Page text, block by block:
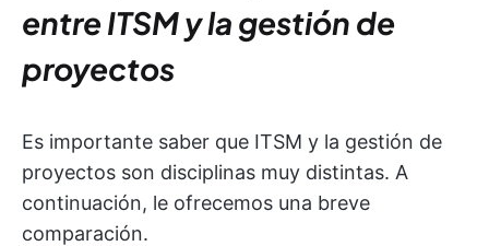
entre ITSM y la gestión de
proyectos
Es importante saber que ITSM y la gestión de
proyectos son disciplinas muy distintas. A
continuación, le ofrecemos una breve
comparación.